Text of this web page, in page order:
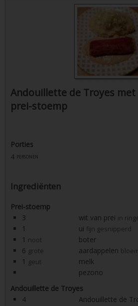
Andouillette de Troyes
prei-stoemp
Porties
4 personen
Ingrediënten
Prei-stoemp
3
wit van prei in
1 ui fijn gesnipperd
1 noot
boter
6 grote aardappelen
1 geut
melk
pezono
Andouillette de Troyes
4
Andouillette de